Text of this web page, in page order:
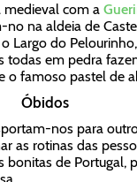
medieval com a
na aldeia de
Largo do
todas em pedra
o famoso pastel de
Óbidos
nos para
as rotinas das
bonitas de Portugal,